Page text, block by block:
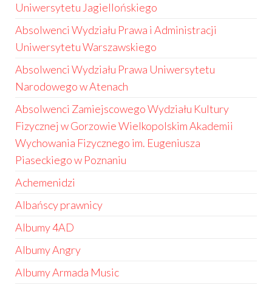
Uniwersytetu Jagiellońskiego
Absolwenci Wydziału Prawa i Administracji
Uniwersytetu Warszawskiego
Absolwenci Wydziału Prawa Uniwersytetu
Narodowego w Atenach
Absolwenci Zamiejscowego Wydziału Kultury
Fizycznej w Gorzowie Wielkopolskim Akademii
Wychowania Fizycznego im. Eugeniusza
Piaseckiego w Poznaniu
Achemenidzi
Albańscy prawnicy
Albumy 4AD
Albumy Angry
Albumy Armada Music